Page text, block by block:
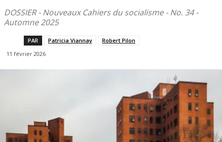
DOSSIER - Nouveaux Cahiers du socialisme - No. 34 -
Automne 2025
PAR Patricia Viannay
Robert Pilon
11 février 2026